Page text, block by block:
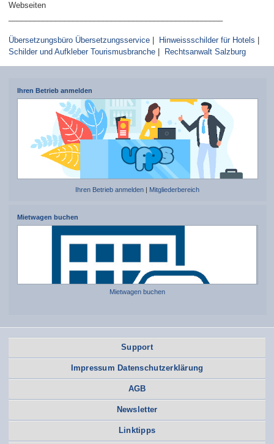
Webseiten
Übersetzungsbüro Übersetzungsservice Hinweissschilder für Hotels
Schilder und Aufkleber Tourismusbranche
Rechtsanwalt Salzburg
Ihren Betrieb anmelden
Ihren Betrieb anmelden Mitgliederbereich
Mietwagen buchen
Mietwagen buchen
Support
Impressum Datenschutzerklärung
AGB
Newsletter
Linktipps